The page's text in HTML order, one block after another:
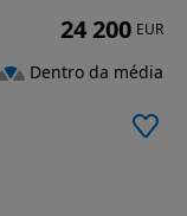
24 200 EUR
Dentro da média